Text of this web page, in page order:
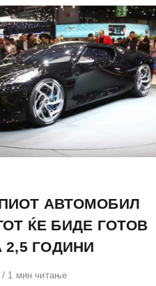
АВТОМОБИЛ
ЌЕ БИДЕ ГОТОВ
2,5 ГОДИНИ
1 мин читање